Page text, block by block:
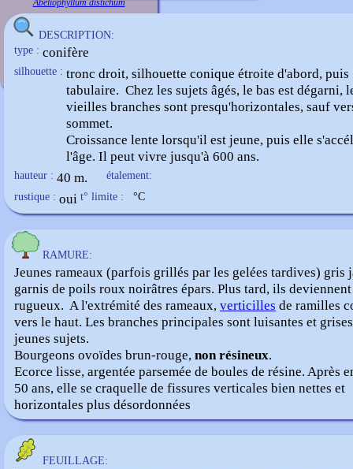
Abeliophyllum distichum
DESCRIPTION:
type : conifère
silhouette : tronc droit, silhouette conique étroite d'abord, puis
tabulaire. Chez les sujets âgés, le bas est dégarni,
vieilles branches sont presqu'horizontales, sauf
sommet.
Croissance lente lorsqu'il est jeune, puis elle
l'âge. Il peut vivre jusqu'à 600 ans.
hauteur : 40 m.
étalement:
rustique : oui t° limite : °C
RAMURE:
Jeunes rameaux (parfois grillés par les gelées tardives) gris
garnis de poils roux noirâtres épars. Plus tard, ils deviennent
rugueux. A l'extrémité des rameaux, verticilles de ramilles
vers le haut. Les branches principales sont luisantes et
jeunes sujets.
Bourgeons ovoïdes brun-rouge, non résineux.
Ecorce lisse, argentée parsemée de boules de résine. Après
50 ans, elle se craquelle de fissures verticales bien nettes et
horizontales plus désordonnées
FEUILLAGE: